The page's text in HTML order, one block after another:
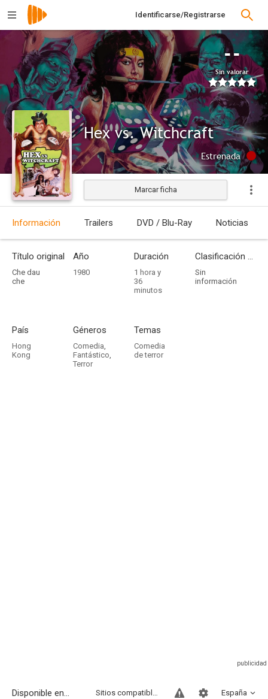
Identificarse/Registrarse
--
Sin valorar
Hex vs. Witchcraft
Estrenada
Marcar ficha
Información Trailers DVD / Blu-Ray Noticias
Título original
Che dau
che
Año
1980
Duración
1 hora y
36
minutos
Clasificación por edades
Sin
información
País
Hong
Kong
Géneros
Comedia,
Fantástico,
Terror
Temas
Comedia
de terror
Disponible en... España
Sitios compatibles